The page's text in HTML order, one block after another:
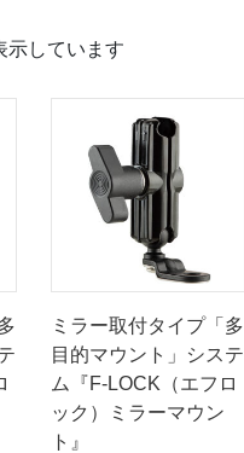
示しています
ミラー取付タイプ「多
目的マウント」システ
ム『F-LOCK（エフロ
ック）ミラーマウン
ト』